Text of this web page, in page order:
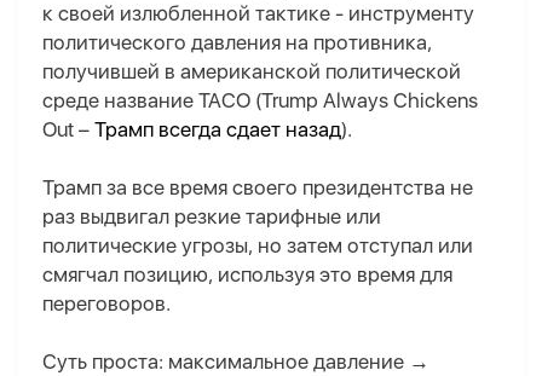
к своей излюбленной тактике - инструменту
политического давления на противника,
получившей в американской политической
среде название TACO (Trump Always Chickens
Out – Трамп всегда сдает назад).
Трамп за все время своего президентства не
раз выдвигал резкие тарифные или
политические угрозы, но затем отступал или
смягчал позицию, используя это время для
переговоров.
Суть проста: максимальное давление →